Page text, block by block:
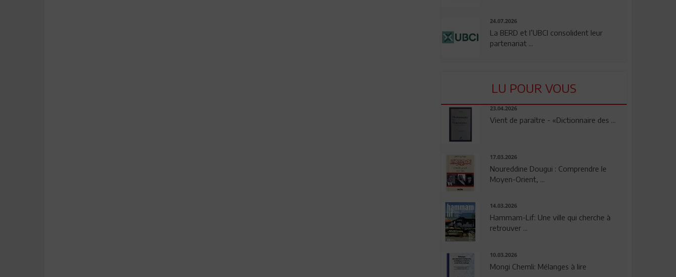
24.07.2026
La BERD et l’UBCI consolident leur
partenariat ...
LU POUR VOUS
23.04.2026
Vient de paraître - «Dictionnaire des ...
17.03.2026
Noureddine Dougui : Comprendre le
Moyen-Orient, ...
14.03.2026
Hammam-Lif: Une ville qui cherche à
retrouver ...
10.03.2026
Mongi Chemli: Mélanges à lire